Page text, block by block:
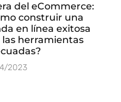
del eCommerce:
construir una
en línea exitosa
las herramientas
2023